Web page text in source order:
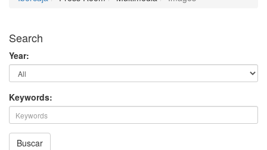
Search
Year:
Keywords:
Buscar